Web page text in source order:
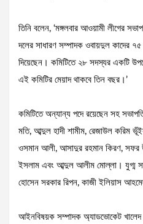
তিনি বলেন, ‘মঙ্গলবার আওয়ামী লীগের
দলের সাধারণ সম্পাদক ওবায়দুল কাদের ৭৫
দিয়েছেন। কমিটিতে ২৮ সদস্যর একটি
এই কমিটির মেয়াদ থাকবে তিন বছর।’
কমিটিতে অন্যান্য পদে রয়েছেন সহ
মতি, আব্দুল হাদী শামীম, রেজাউল করিম
ওসমান আলী, আসাদুর রহমান কিরণ, সফর
ইসলাম এবং আব্দুল আলীম মোল্লা। যুগ্ম
হোসেন সরকার রিপন, কাজী ইলিয়াস
আইনবিষয়ক সম্পাদক অ্যাডভোকেট খালেদ